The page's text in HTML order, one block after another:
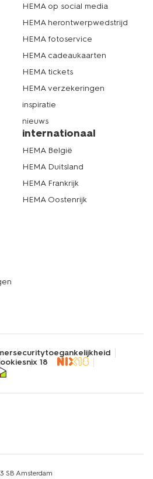
HEMA op social media
HEMA herontwerpwedstrijd
HEMA fotoservice
HEMA cadeaukaarten
HEMA tickets
HEMA verzekeringen
inspiratie
nieuws
internationaal
HEMA België
HEMA Duitsland
HEMA Frankrijk
HEMA Oostenrijk
securitytoegankelijkheid
nix 18
SB Amsterdam